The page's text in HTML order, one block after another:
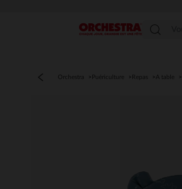
Menu
Orchestra Puériculture Repas A table